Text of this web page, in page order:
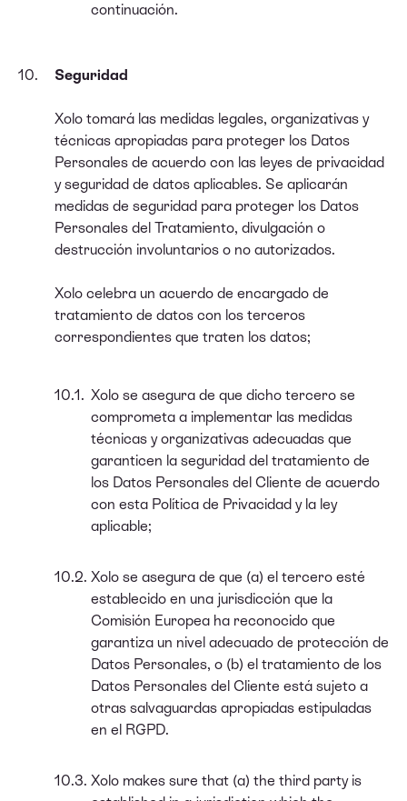
continuación.
Seguridad
Xolo tomará las medidas legales, organizativas y
técnicas apropiadas para proteger los Datos
Personales de acuerdo con las leyes de privacidad
y seguridad de datos aplicables. Se aplicarán
medidas de seguridad para proteger los Datos
Personales del Tratamiento, divulgación o
destrucción involuntarios o no autorizados.
Xolo celebra un acuerdo de encargado de
tratamiento de datos con los terceros
correspondientes que traten los datos;
Xolo se asegura de que dicho tercero se
comprometa a implementar las medidas
técnicas y organizativas adecuadas que
garanticen la seguridad del tratamiento de
los Datos Personales del Cliente de acuerdo
con esta Política de Privacidad y la ley
aplicable;
Xolo se asegura de que (a) el tercero esté
establecido en una jurisdicción que la
Comisión Europea ha reconocido que
garantiza un nivel adecuado de protección de
Datos Personales, o (b) el tratamiento de los
Datos Personales del Cliente está sujeto a
otras salvaguardas apropiadas estipuladas
en el RGPD.
Xolo makes sure that (a) the third party is